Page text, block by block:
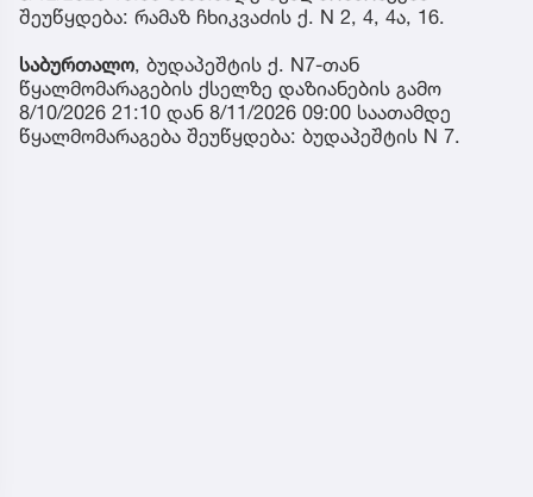
შეუწყდება: რამაზ ჩხიკვაძის ქ. N 2, 4, 4ა, 16.
საბურთალო, ბუდაპეშტის ქ. N7-თან
წყალმომარაგების ქსელზე დაზიანების გამო
8/10/2026 21:10 დან 8/11/2026 09:00 საათამდე
წყალმომარაგება შეუწყდება: ბუდაპეშტის N 7.